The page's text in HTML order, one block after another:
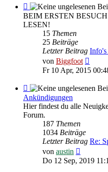
Feed
-
FAQ
HILFE
BEIM ERSTEN
LESEN!
15 Themen
25 Beiträge
Letzter Beitrag Info's
von Biggfoot
Fr 10 Apr, 2015
Feed
-
Forum
News
Ankündigungen
Ankündigungen
Hier findest du alle
Forum.
187 Themen
1034 Beiträge
Letzter Beitrag Re:
von austin
Beitrag
Do 12 Sep, 2019